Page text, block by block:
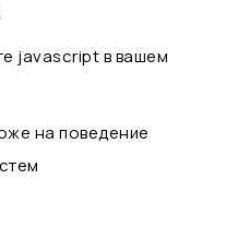
javascript в вашем
на поведение